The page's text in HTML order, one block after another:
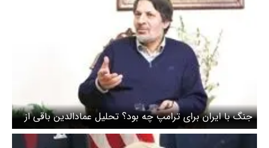
جنگ با ایران برای ترامپ چه بود؟ تحلیل عمادالدین باقی از
رفتار ترامپ